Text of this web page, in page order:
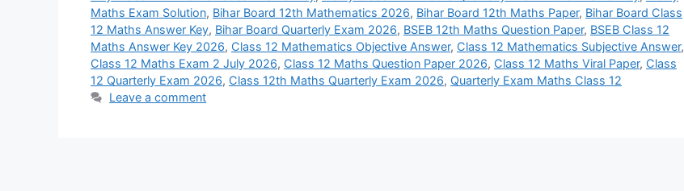
Maths Exam Solution, Bihar Board 12th Mathematics 2026, Bihar Board 12th Maths Paper, Bihar Board Class
12 Maths Answer Key, Bihar Board Quarterly Exam 2026, BSEB 12th Maths Question Paper, BSEB Class 12
Maths Answer Key 2026, Class 12 Mathematics Objective Answer, Class 12 Mathematics Subjective Answer,
Class 12 Maths Exam 2 July 2026, Class 12 Maths Question Paper 2026, Class 12 Maths Viral Paper, Class
12 Quarterly Exam 2026, Class 12th Maths Quarterly Exam 2026, Quarterly Exam Maths Class 12
Leave a comment